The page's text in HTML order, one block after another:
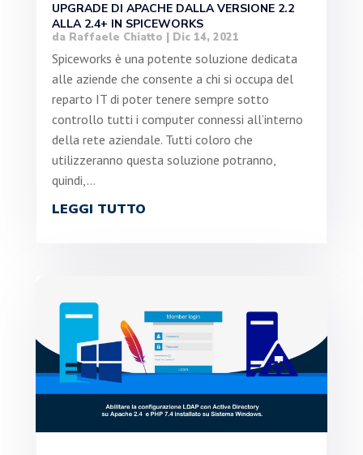
UPGRADE DI APACHE DALLA VERSIONE 2.2
ALLA 2.4+ IN SPICEWORKS
da Raffaele Chiatto | Dic 14, 2021
Spiceworks è una potente soluzione dedicata
alle aziende che consente a chi si occupa del
reparto IT di poter tenere sempre sotto
controllo tutti i computer connessi all’interno
della rete aziendale. Tutti coloro che
utilizzeranno questa soluzione potranno,
quindi,...
LEGGI TUTTO